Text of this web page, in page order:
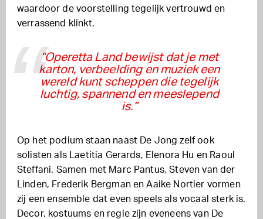
waardoor de voorstelling tegelijk vertrouwd en
verrassend klinkt.
“Operetta Land bewijst dat je met
karton, verbeelding en muziek een
wereld kunt scheppen die tegelijk
luchtig, spannend en meeslepend
is.”
Op het podium staan naast De Jong zelf ook
solisten als Laetitia Gerards, Elenora Hu en Raoul
Steffani. Samen met Marc Pantus, Steven van der
Linden, Frederik Bergman en Aaike Nortier vormen
zij een ensemble dat even speels als vocaal sterk is.
Decor, kostuums en regie zijn eveneens van De